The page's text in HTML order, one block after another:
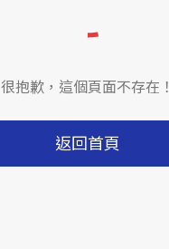
很抱歉，這個頁面不存在！
返回首頁